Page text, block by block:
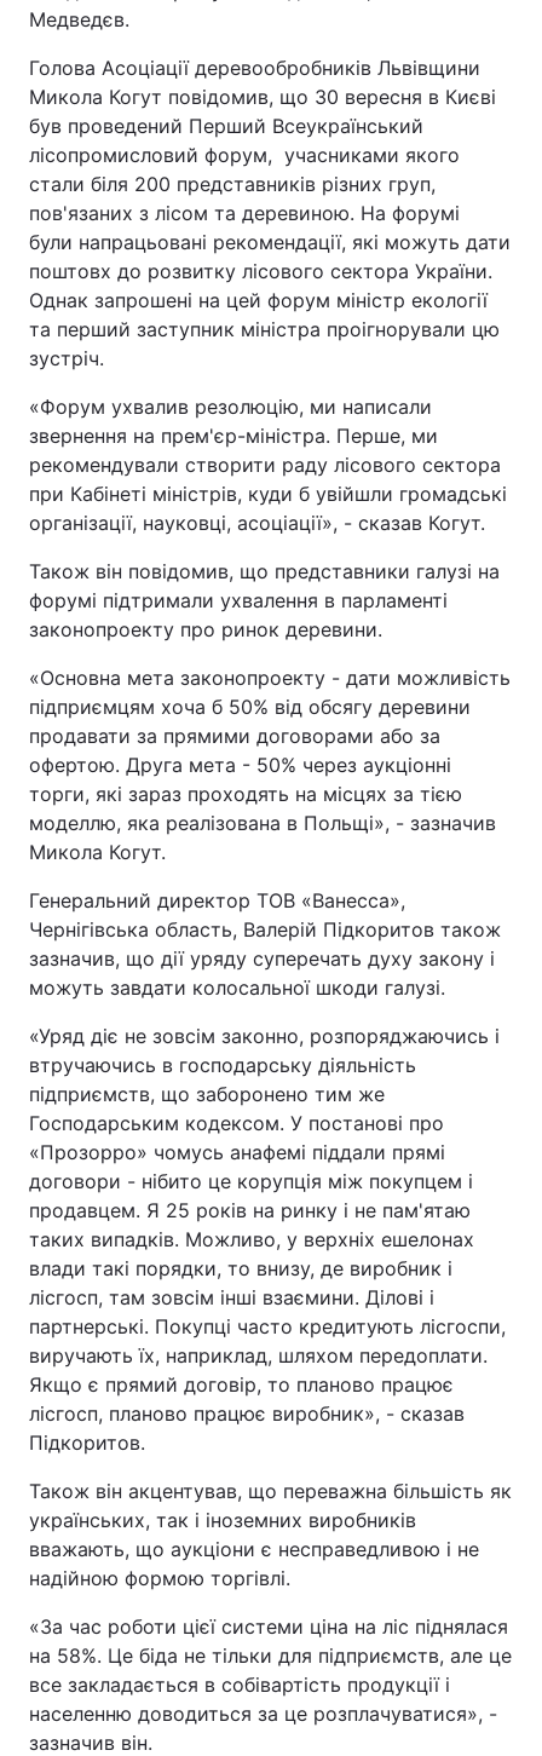
Медведєв.
Голова Асоціації деревообробників Львівщини
Микола Когут повідомив, що 30 вересня в Києві
був проведений Перший Всеукраїнський
лісопромисловий форум, учасниками якого
стали біля 200 представників різних груп,
пов'язаних з лісом та деревиною. На форумі
були напрацьовані рекомендації, які можуть дати
поштовх до розвитку лісового сектора України.
Однак запрошені на цей форум міністр екології
та перший заступник міністра проігнорували цю
зустріч.
«Форум ухвалив резолюцію, ми написали
звернення на прем'єр-міністра. Перше, ми
рекомендували створити раду лісового сектора
при Кабінеті міністрів, куди б увійшли громадські
організації, науковці, асоціації», - сказав Когут.
Також він повідомив, що представники галузі на
форумі підтримали ухвалення в парламенті
законопроекту про ринок деревини.
«Основна мета законопроекту - дати можливість
підприємцям хоча б 50% від обсягу деревини
продавати за прямими договорами або за
офертою. Друга мета - 50% через аукціонні
торги, які зараз проходять на місцях за тією
моделлю, яка реалізована в Польщі», - зазначив
Микола Когут.
Генеральний директор ТОВ «Ванесса»,
Чернігівська область, Валерій Підкоритов також
зазначив, що дії уряду суперечать духу закону і
можуть завдати колосальної шкоди галузі.
«Уряд діє не зовсім законно, розпоряджаючись і
втручаючись в господарську діяльність
підприємств, що заборонено тим же
Господарським кодексом. У постанові про
«Прозорро» чомусь анафемі піддали прямі
договори - нібито це корупція між покупцем і
продавцем. Я 25 років на ринку і не пам'ятаю
таких випадків. Можливо, у верхніх ешелонах
влади такі порядки, то внизу, де виробник і
лісгосп, там зовсім інші взаємини. Ділові і
партнерські. Покупці часто кредитують лісгоспи,
виручають їх, наприклад, шляхом передоплати.
Якщо є прямий договір, то планово працює
лісгосп, планово працює виробник», - сказав
Підкоритов.
Також він акцентував, що переважна більшість як
українських, так і іноземних виробників
вважають, що аукціони є несправедливою і не
надійною формою торгівлі.
«За час роботи цієї системи ціна на ліс піднялася
на 58%. Це біда не тільки для підприємств, але це
все закладається в собівартість продукції і
населенню доводиться за це розплачуватися», -
зазначив він.